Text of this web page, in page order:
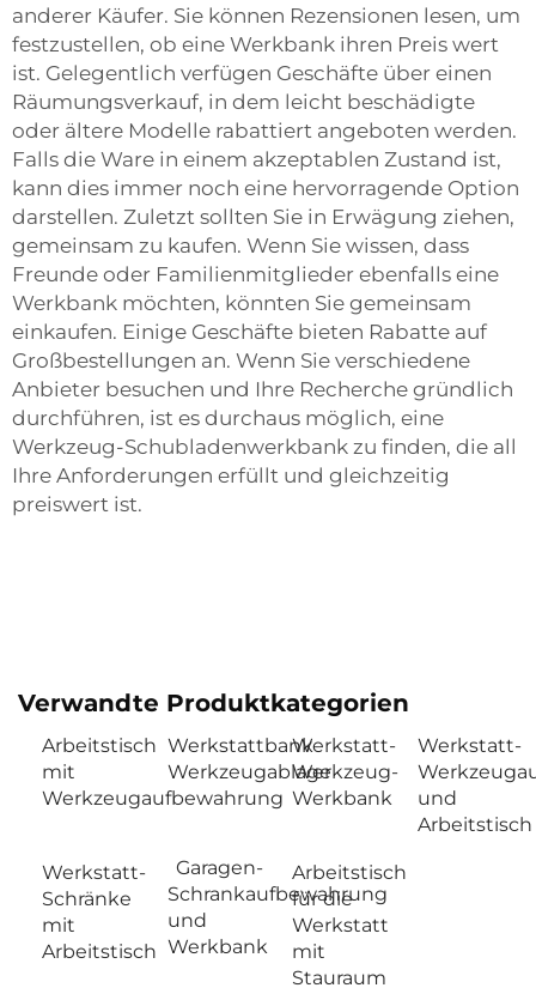
anderer Käufer. Sie können Rezensionen lesen, um
festzustellen, ob eine Werkbank ihren Preis wert
ist. Gelegentlich verfügen Geschäfte über einen
Räumungsverkauf, in dem leicht beschädigte
oder ältere Modelle rabattiert angeboten werden.
Falls die Ware in einem akzeptablen Zustand ist,
kann dies immer noch eine hervorragende Option
darstellen. Zuletzt sollten Sie in Erwägung ziehen,
gemeinsam zu kaufen. Wenn Sie wissen, dass
Freunde oder Familienmitglieder ebenfalls eine
Werkbank möchten, könnten Sie gemeinsam
einkaufen. Einige Geschäfte bieten Rabatte auf
Großbestellungen an. Wenn Sie verschiedene
Anbieter besuchen und Ihre Recherche gründlich
durchführen, ist es durchaus möglich, eine
Werkzeug-Schubladenwerkbank zu finden, die all
Ihre Anforderungen erfüllt und gleichzeitig
preiswert ist.
Verwandte Produktkategorien
Arbeitstisch
mit
Werkzeugaufbewahrung
Werkstattbank
Werkzeugablage
Werkstatt-
Werkzeug-
Werkbank
Werkstatt-
und
Arbeitstisch
Werkstatt-
Schränke
mit
Arbeitstisch
Garagen-
Schrankaufbewahrung
und
Werkbank
Arbeitstisch
für die
Werkstatt
mit
Stauraum